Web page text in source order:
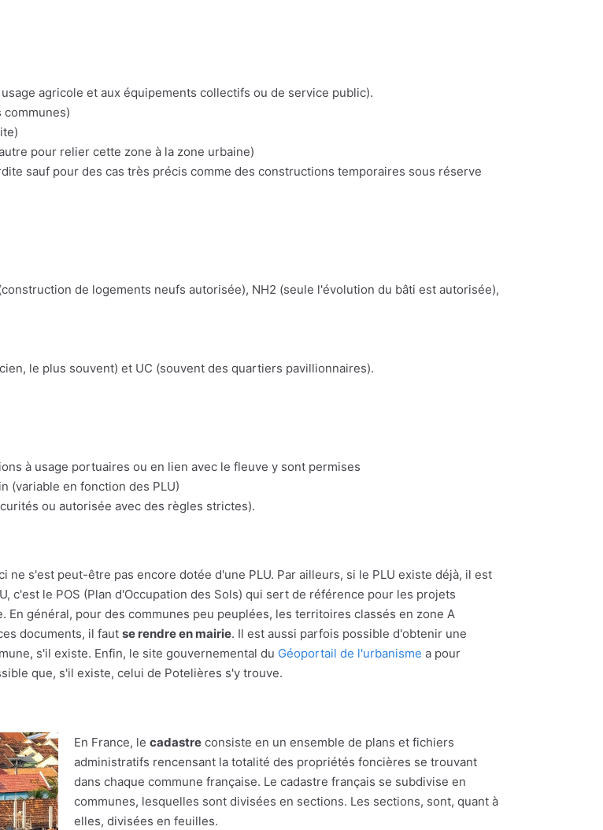
agricole et aux équipements collectifs ou de service public).
pour relier cette zone à la zone urbaine)
sauf pour des cas très précis comme des constructions temporaires sous réserve
de logements neufs autorisée), NH2 (seule l'évolution du bâti est autorisée),
le plus souvent) et UC (souvent des quartiers pavillionnaires).
à usage portuaires ou en lien avec le fleuve y sont permises
(variable en fonction des PLU)
ou autorisée avec des règles strictes).
ne s'est peut-être pas encore dotée d'une PLU. Par ailleurs, si le PLU existe déjà, il est
c'est le POS (Plan d'Occupation des Sols) qui sert de référence pour les projets
général, pour des communes peu peuplées, les territoires classés en zone A
documents, il faut se rendre en mairie. Il est aussi parfois possible d'obtenir une
s'il existe. Enfin, le site gouvernemental du Géoportail de l'urbanisme a pour
que, s'il existe, celui de Potelières s'y trouve.
En France, le cadastre consiste en un ensemble de plans et fichiers
administratifs rencensant la totalité des propriétés foncières se trouvant
dans chaque commune française. Le cadastre français se subdivise en
communes, lesquelles sont divisées en sections. Les sections, sont, quant à
elles, divisées en feuilles.